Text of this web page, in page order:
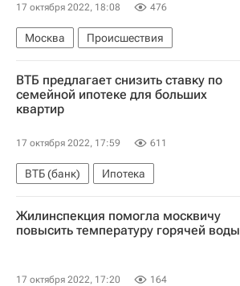
17 октября 2022, 18:08 476
Москва Происшествия
ВТБ предлагает снизить ставку по
семейной ипотеке для больших
квартир
17 октября 2022, 17:59 611
ВТБ (банк) Ипотека
Жилинспекция помогла москвичу
повысить температуру горячей воды
17 октября 2022, 17:20 164